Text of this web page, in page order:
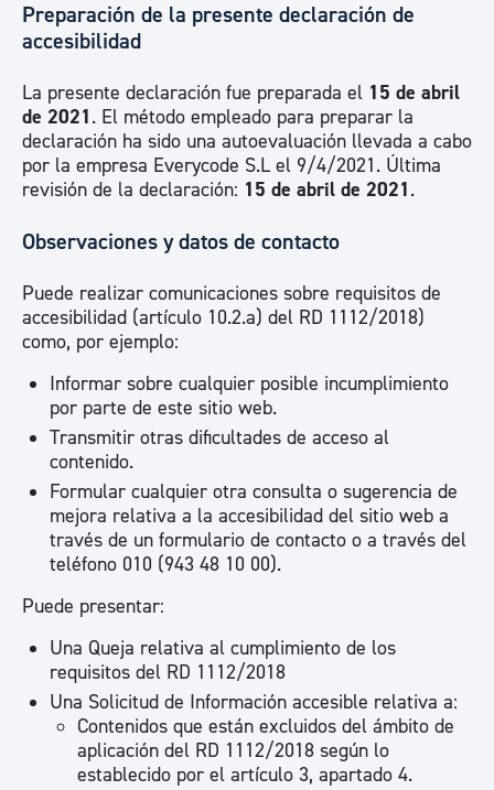
Preparación de la presente declaración de
accesibilidad
La presente declaración fue preparada el 15 de abril
de 2021. El método empleado para preparar la
declaración ha sido una autoevaluación llevada a cabo
por la empresa Everycode S.L el 9/4/2021. Última
revisión de la declaración: 15 de abril de 2021.
Observaciones y datos de contacto
Puede realizar comunicaciones sobre requisitos de
accesibilidad (artículo 10.2.a) del RD 1112/2018)
como, por ejemplo:
Informar sobre cualquier posible incumplimiento
por parte de este sitio web.
Transmitir otras dificultades de acceso al
contenido.
Formular cualquier otra consulta o sugerencia de
mejora relativa a la accesibilidad del sitio web a
través de un formulario de contacto o a través del
teléfono 010 (943 48 10 00).
Puede presentar:
Una Queja relativa al cumplimiento de los
requisitos del RD 1112/2018
Una Solicitud de Información accesible relativa a:
Contenidos que están excluidos del ámbito de
aplicación del RD 1112/2018 según lo
establecido por el artículo 3, apartado 4.